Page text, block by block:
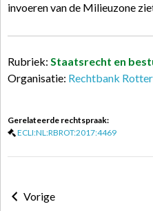
invoeren van de Milieuzone
Rubriek: Staatsrecht en
Organisatie: Rechtbank
Gerelateerde rechtspraak:
ECLI:NL:RBROT:2017:4469
Vorige